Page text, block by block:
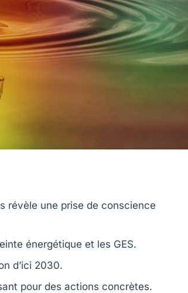
révèle une prise de conscience
énergétique et les GES.
d’ici 2030.
pour des actions concrètes.